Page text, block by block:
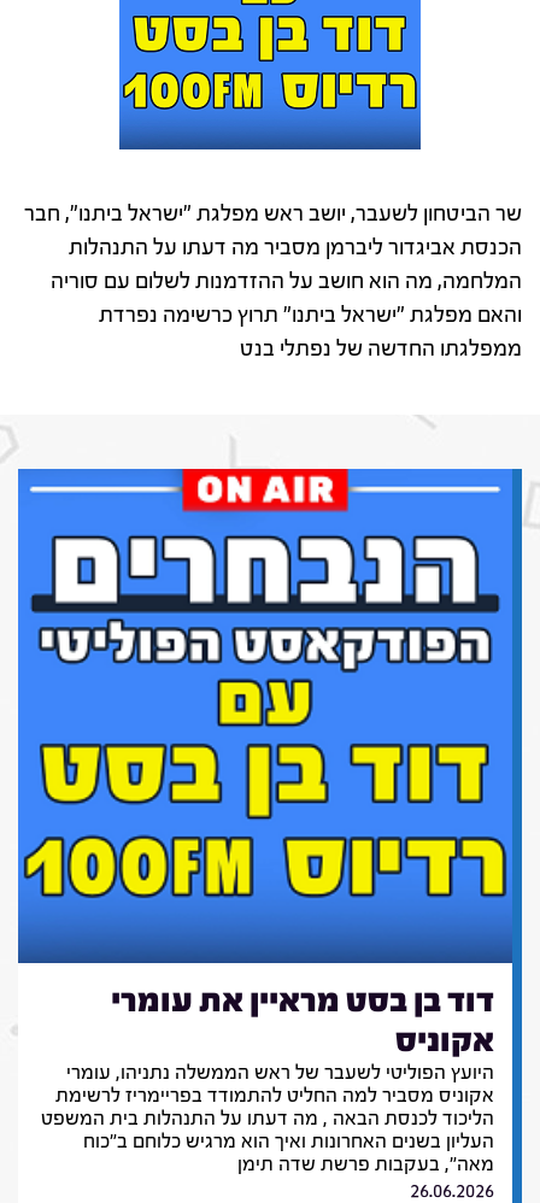
שר הביטחון לשעבר, יושב ראש מפלגת "ישראל ביתנו", חבר
הכנסת אביגדור ליברמן מסביר מה דעתו על התנהלות
המלחמה, מה הוא חושב על ההזדמנות לשלום עם סוריה
והאם מפלגת "ישראל ביתנו" תרוץ כרשימה נפרדת
ממפלגתו החדשה של נפתלי בנט
דוד בן בסט מראיין את עומרי
אקוניס
היועץ הפוליטי לשעבר של ראש הממשלה נתניהו, עומרי
אקוניס מסביר למה החליט להתמודד בפריימריז לרשימת
הליכוד לכנסת הבאה , מה דעתו על התנהלות בית המשפט
העליון בשנים האחרונות ואיך הוא מרגיש כלוחם ב"כוח
מאה", בעקבות פרשת שדה תימן
26.06.2026